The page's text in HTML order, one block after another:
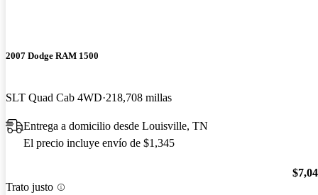
2007 Dodge RAM 1500
SLT Quad Cab 4WD 218,708 millas
Entrega a domicilio desde Louisville, TN
El precio incluye envío de $1,345
Trato justo